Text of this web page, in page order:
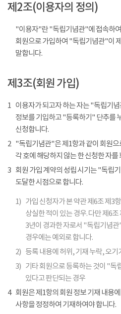
제2조(이용자의 정의)
"이용자"란 "독립기념관"에 접속하
회원으로 가입하여 "독립기념관"이
말합니다.
제3조(회원 가입)
1 이용자가 되고자 하는 자는 "독립기
정보를 기입하고 "등록하기" 단추를
신청합니다.
2 "독립기념관"은 제1항과 같이 회원으
각 호에 해당하지 않는 한 신청한 자
3 회원 가입 계약의 성립 시기는 "독립
도달한 시점으로 합니다.
1) 가입 신청자가 본 약관 제6조 제3
상실한 적이 있는 경우. 다만 제6
3년이 경과한 자로서 "독립기념
경우에는 예외로 합니다.
2) 등록 내용에 허위, 기재 누락, 오기
3) 기타 회원으로 등록하는 것이 "독
있다고 판단되는 경우
4
회원은 제1항의 회원 정보 기재 내용
사항을 정정하여 기재하여야 합니다.